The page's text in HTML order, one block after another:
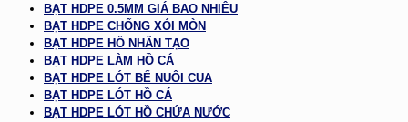
BẠT HDPE 0.5MM GIÁ BAO NHIÊU
BẠT HDPE CHỐNG XÓI MÒN
BẠT HDPE HỒ NHÂN TẠO
BẠT HDPE LÀM HỒ CÁ
BẠT HDPE LÓT BỂ NUÔI CUA
BẠT HDPE LÓT HỒ CÁ
BẠT HDPE LÓT HỒ CHỨA NƯỚC